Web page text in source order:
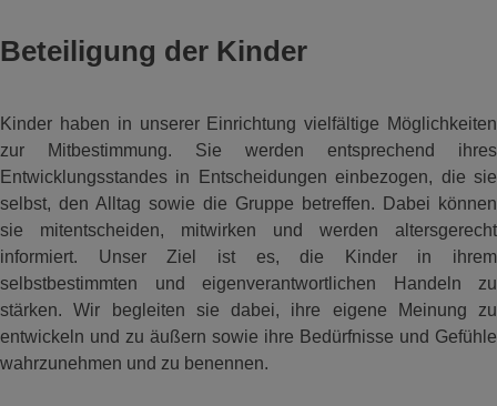
Beteiligung der Kinder
Kinder haben in unserer Einrichtung vielfältige Möglichkeiten
zur Mitbestimmung. Sie werden entsprechend ihres
Entwicklungsstandes in Entscheidungen einbezogen, die sie
selbst, den Alltag sowie die Gruppe betreffen. Dabei können
sie mitentscheiden, mitwirken und werden altersgerecht
informiert. Unser Ziel ist es, die Kinder in ihrem
selbstbestimmten und eigenverantwortlichen Handeln zu
stärken. Wir begleiten sie dabei, ihre eigene Meinung zu
entwickeln und zu äußern sowie ihre Bedürfnisse und Gefühle
wahrzunehmen und zu benennen.